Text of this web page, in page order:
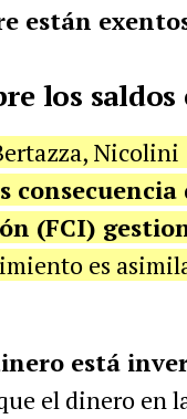
están
los
consecuencia
(FCI)
es
está
el dinero en